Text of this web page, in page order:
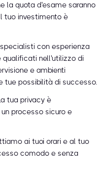
la quota d'esame saranno
tuo investimento è
con esperienza
nell'utilizzo di
e ambienti
tue possibilità di successo.
tua privacy è
processo sicuro e
ai tuoi orari e al tuo
comodo e senza